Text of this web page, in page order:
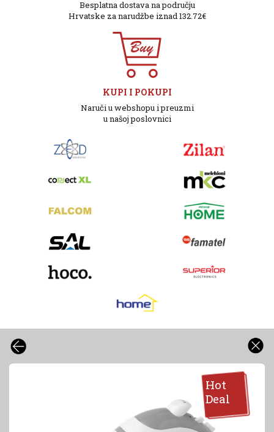
Besplatna dostava na području
Hrvatske za narudžbe iznad 132.72€
KUPI I POKUPI
Naruči u webshopu i preuzmi
u našoj poslovnici
Hot
Deal